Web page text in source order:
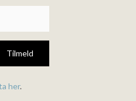
Tilmeld
her.